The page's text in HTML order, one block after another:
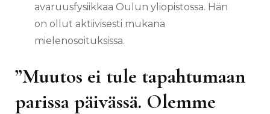
avaruusfysiikkaa Oulun yliopistossa. Hän
on ollut aktiivisesti mukana
mielenosoituksissa.
”Muutos ei tule tapahtumaan
parissa päivässä. Olemme